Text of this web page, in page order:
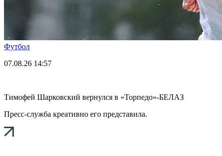
Футбол
07.08.26 14:57
Тимофей Шарковский вернулся в «Торпедо»-БЕЛАЗ
Пресс-служба креативно его представила.